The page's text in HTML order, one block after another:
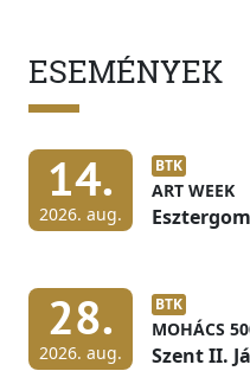
ESEMÉNYEK
14.
2026. aug.
BTK
ART WEEK
Esztergom
28.
2026. aug.
BTK
MOHÁCS
Szent II.